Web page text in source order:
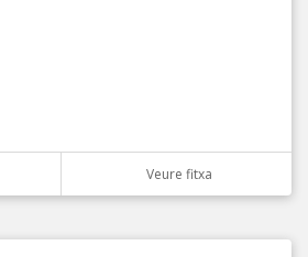
Veure fitxa